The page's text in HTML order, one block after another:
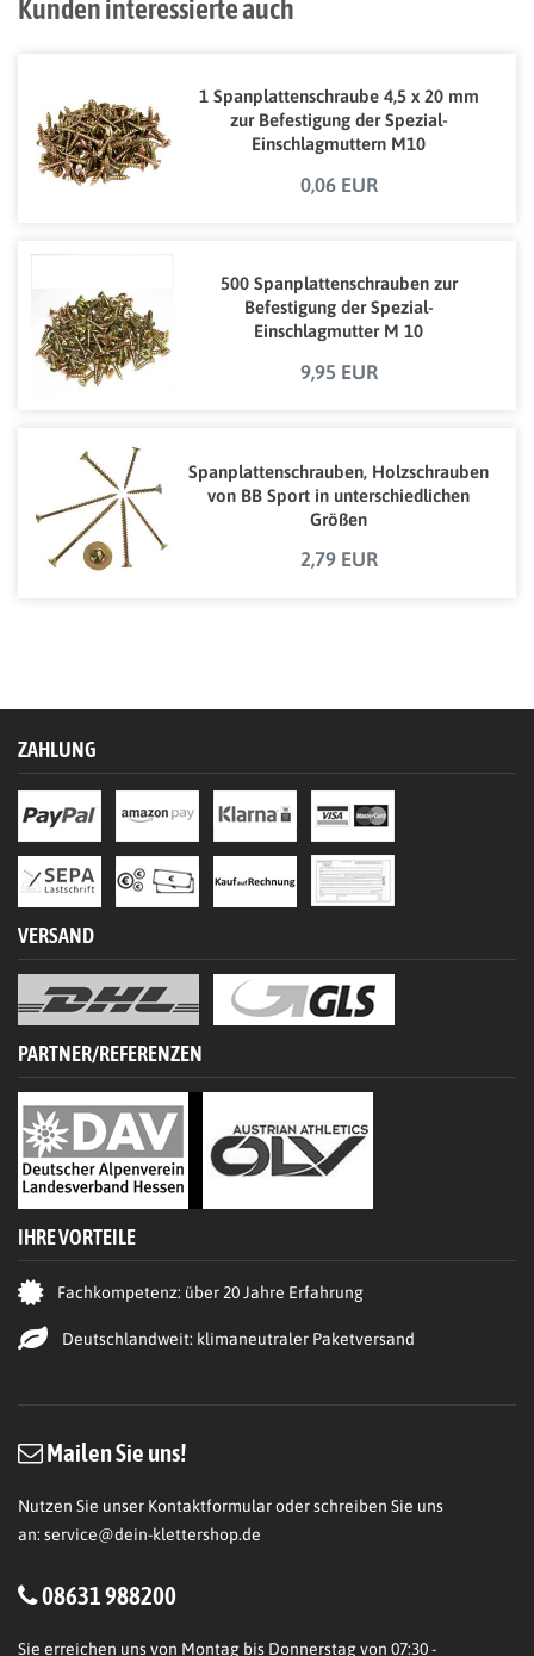
Kunden interessierte auch
1 Spanplattenschraube 4,5 x 20 mm
zur Befestigung der Spezial-
Einschlagmuttern M10
0,06 EUR
500 Spanplattenschrauben zur
Befestigung der Spezial-
Einschlagmutter M 10
9,95 EUR
Spanplattenschrauben, Holzschrauben
von BB Sport in unterschiedlichen
Größen
2,79 EUR
ZAHLUNG
VERSAND
PARTNER/REFERENZEN
IHRE VORTEILE
Fachkompetenz: über 20 Jahre Erfahrung
Deutschlandweit: klimaneutraler Paketversand
Mailen Sie uns!
Nutzen Sie unser Kontaktformular oder schreiben Sie uns
an: service@dein-klettershop.de
08631 988200
Sie erreichen uns von Montag bis Donnerstag von 07:30 -